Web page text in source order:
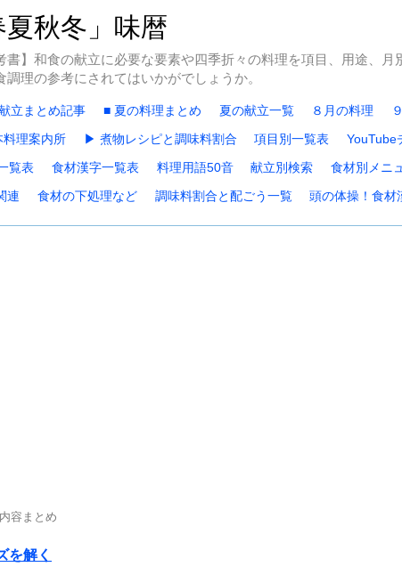
秋冬」味暦
書】和食の献立に必要な要素や四季折々の料理を項目、用途、
理の参考にされてはいかがでしょうか。
立まとめ記事 ■ 夏の料理まとめ 夏の献立一覧 ８月の料理
理案内所 ▶ 煮物レシピと調味料割合 項目別一覧表 YouTube
覧表 食材漢字一覧表 料理用語50音 献立別検索 食材別メニ
連 食材の下処理など 調味料割合と配ごう一覧 頭の体操！食材
容まとめ
を解く